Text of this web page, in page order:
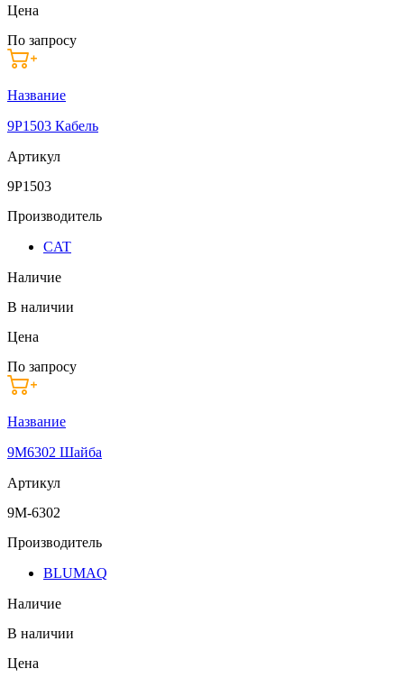
Цена
По запросу
Название
9P1503 Кабель
Артикул
9P1503
Производитель
CAT
Наличие
В наличии
Цена
По запросу
Название
9M6302 Шайба
Артикул
9M-6302
Производитель
BLUMAQ
Наличие
В наличии
Цена